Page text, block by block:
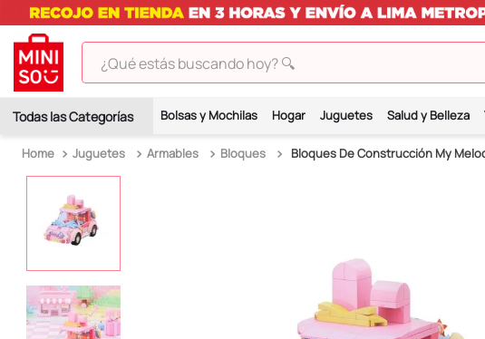
¿Qué estás buscando hoy? 🔍
Bolsas y Mochilas Hogar Juguetes Salud y Belleza
Juguetes Armables Bloques Bloques De Construcción My
.
hello kitty